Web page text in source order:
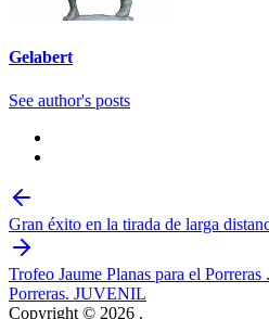
Gelabert
See author's posts
Navegación
de
entradas
Gran éxito en la tirada de larga
Trofeo Jaume Planas para el
Porreras. JUVENIL
Copyright © 2026 .